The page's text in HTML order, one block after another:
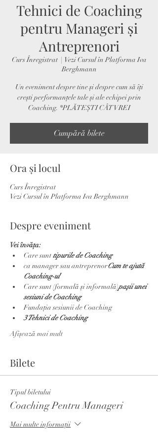
Tehnici de Coaching
pentru Manageri și
Antreprenori
Curs Înregistrat
  |
Vezi Cursul în Platforma Iva
Berghmann
Un eveniment despre tine și despre cum să îți
crești performanțele tale și ale echipei prin
Coaching. *PLĂTEȘTI CÂT VREI
Cumpără bilete
Ora și locul
Curs Înregistrat
Vezi Cursul în Platforma Iva Berghmann
Despre eveniment
Vei învăța:
Care sunt tipurile de Coaching
ca manager sau antreprenorCum te ajută
Coaching-ul
Care sunt (formală și informală)pașii unei
sesiuni de Coaching
Fundația sesiunii de Coaching
3 Tehnici de Coaching
Afișează mai mult
Bilete
Tipul biletului
Coaching Pentru Manageri
Mai multe informații